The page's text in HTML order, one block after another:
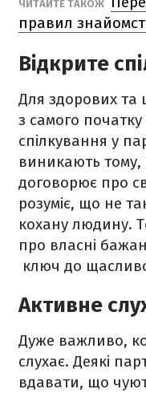
ЧИТАЙТЕ ТАКОЖ
правил
Відкрите
Для здорових та
з самого
спілкування у
виникають
договорює про
розуміє, що не
кохану людину.
про власні
ключ до
Активне
Дуже важливо,
слухає. Деякі
вдавати, що